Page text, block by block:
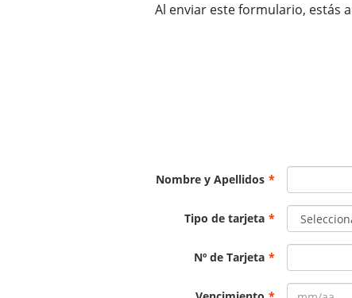
Al enviar este formulario, estás
Nombre y Apellidos *
Tipo de tarjeta *
Nº de Tarjeta *